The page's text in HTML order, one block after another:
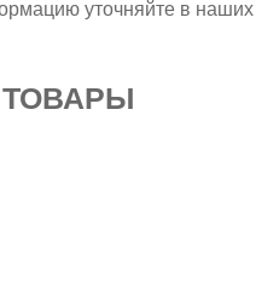
уточняйте в наших